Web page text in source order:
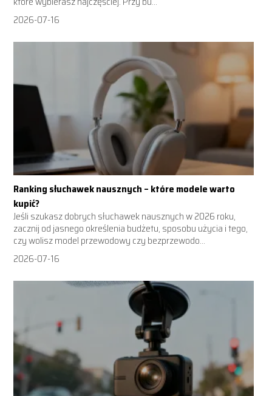
2026-07-16
Ranking słuchawek nausznych – które modele warto
kupić?
Jeśli szukasz dobrych słuchawek nausznych w 2026 roku,
zacznij od jasnego określenia budżetu, sposobu użycia i tego,
czy wolisz model przewodowy czy bezprzewodo...
2026-07-16